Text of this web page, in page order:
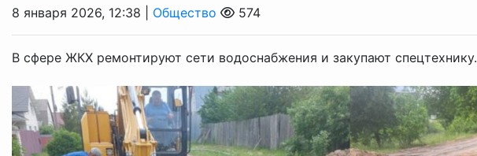
8 января 2026, 12:38 | Общество 574
В сфере ЖКХ ремонтируют сети водоснабжения и закупают спецтехнику.